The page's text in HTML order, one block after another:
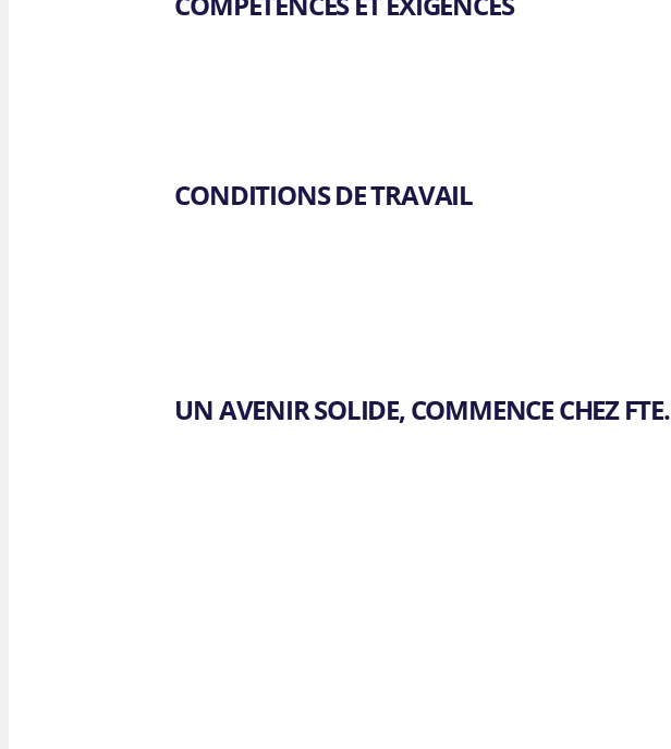
CONDITIONS DE TRAVAIL
UN AVENIR SOLIDE, COMMENCE CHEZ FTE.